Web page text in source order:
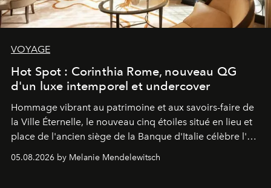
VOYAGE
Hot Spot : Corinthia Rome, nouveau QG
d'un luxe intemporel et undercover
Hommage vibrant au patrimoine et aux savoirs-faire de
la Ville Éternelle, le nouveau cinq étoiles situé en lieu et
place de l'ancien siège de la Banque d'Italie célèbre l'art
de vivre Romain dans toute son élégance intemporelle.
05.08.2026 by Melanie Mendelewitsch